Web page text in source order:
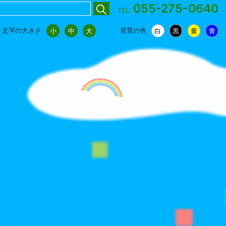
TEL: 055-275-0640
文字の大きさ 小 中 大 背景の色 白 黒 黄 青
小 中 大
黒 黄